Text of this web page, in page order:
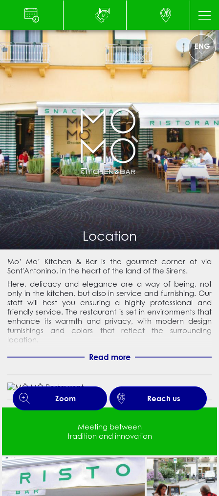
ENG
Location
Mo’ Mo’ Kitchen & Bar is the gourmet corner of via
Sant'Antonino, in the heart of the land of the Sirens.
Here, delicacy and elegance are a way of being, not
only in the kitchen, but also in service and furnishing. Our
staff will host you ensuring a highly professional and
friendly service. The restaurant is set in environments that
enhance its warmth and privacy, with modern design
furnishings and colors that reflect the surrounding
location.
The restaurant is located in the center of Sorrento, a few
steps from the main tourist attractions and the port.
shopping street, the village of Marina Grande, the Villa
Comunale and the Cloister of San Francesco, we will be
able to welcome you with our usual courtesy for an
evening of good food.
Read more
Zoom Reach us
Meeting between
tradition and innovation